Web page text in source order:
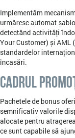
Implementăm
urmăresc automat
detectând activități
Your Customer) și
standardelor
încasări.
Cadrul
Pachetele de bonus
semnificativ valorile
alocate pentru
ce sunt capabile să